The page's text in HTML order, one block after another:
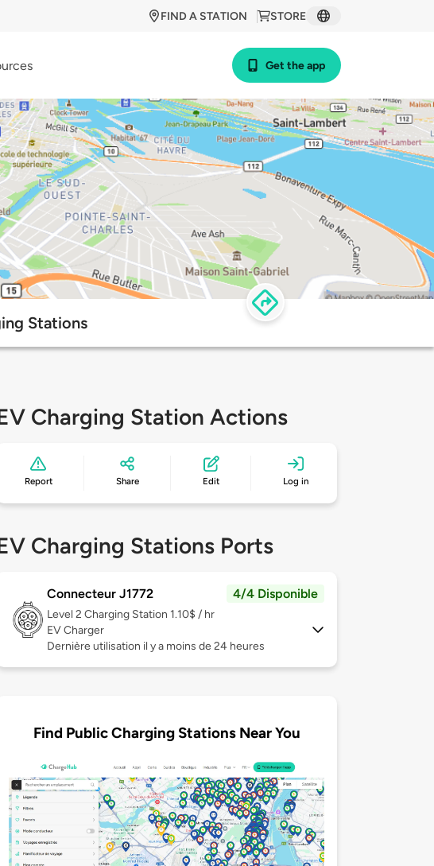
STORE
FIND A STATION
Get the app
Stations
Charging Station Actions
Report Share Edit Log in
Charging Stations Ports
Connecteur J1772 4/4 Disponible
Level 2 Charging Station 1.10$ / hr
EV Charger
Dernière utilisation il y a moins de 24 heures
Find Public Charging Stations Near You